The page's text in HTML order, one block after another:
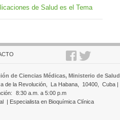
de Salud es el Tema
de Ciencias Médicas, Ministerio de Salud
de la Revolución, La Habana, 10400,
Cuba |
8:30 a.m. a 5:00 p.m
| Especialista en Bioquímica Clínica